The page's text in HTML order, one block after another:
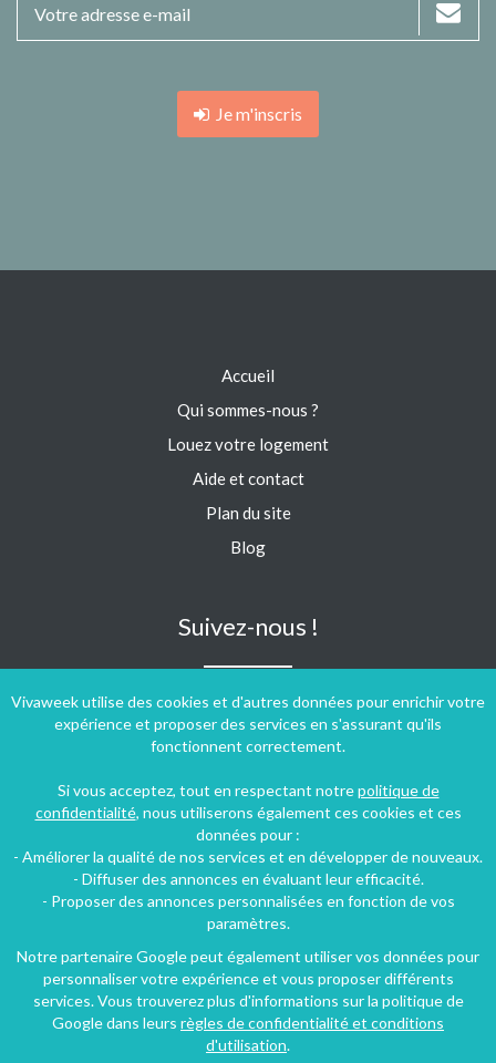
Je m'inscris
Vivaweek utilise des cookies et d'autres données pour enrichir votre
expérience et proposer des services en s'assurant qu'ils
fonctionnent correctement.
Si vous acceptez, tout en respectant notrepolitique de
confidentialité, nous utiliserons également ces cookies et ces
données pour :
- Améliorer la qualité de nos services et en développer de nouveaux.
- Diffuser des annonces en évaluant leur efficacité.
- Proposer des annonces personnalisées en fonction de vos
paramètres.
Notre partenaire Google peut également utiliser vos données pour
personnaliser votre expérience et vous proposer différents
services. Vous trouverez plus d'informations sur la politique de
Google dans leurs règles de confidentialité et conditions
d'utilisation.
Accueil
Qui sommes-nous ?
Louez votre logement
Aide et contact
Plan du site
Blog
Suivez-nous !
Conditions générales d'utilisation- Politique de confidentialité
Copyright © 2009 ‐ 2026 Vivaweek ‐ Tous droits réservés ‐
Dernière mise à jour du site : 06 août 2026